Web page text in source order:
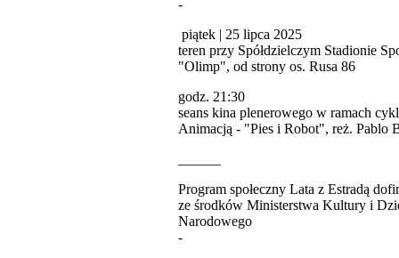
-
piątek | 25 lipca 2025
teren przy Spółdzielczym Stadionie
"Olimp", od strony os. Rusa 86
godz. 21:30
seans kina plenerowego w ramach
Animacją - "Pies i Robot", reż. Pablo
Program społeczny Lata z Estradą
ze środków Ministerstwa Kultury i
Narodowego
-